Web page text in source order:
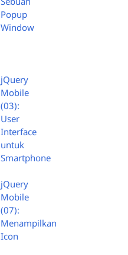
Popup
Window
jQuery
Mobile
(03):
User
Interface
untuk
Smartphone
jQuery
Mobile
(07):
Menampilkan
Icon